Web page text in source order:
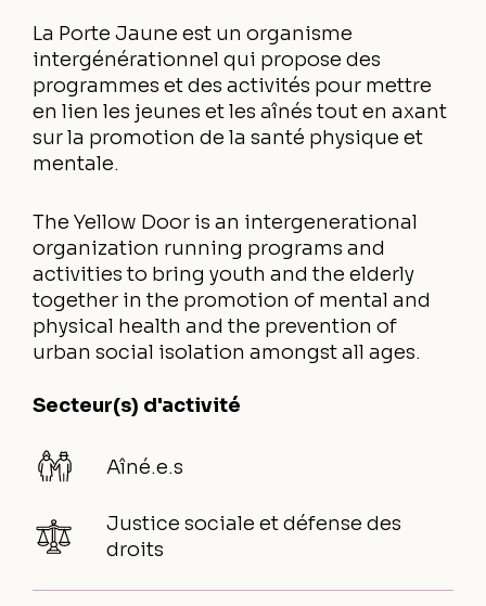
La Porte Jaune est un organisme
intergénérationnel qui propose des
programmes et des activités pour mettre
en lien les jeunes et les aînés tout en axant
sur la promotion de la santé physique et
mentale.
The Yellow Door is an intergenerational
organization running programs and
activities to bring youth and the elderly
together in the promotion of mental and
physical health and the prevention of
urban social isolation amongst all ages.
Secteur(s) d'activité
Aîné.e.s
Justice sociale et défense des
droits